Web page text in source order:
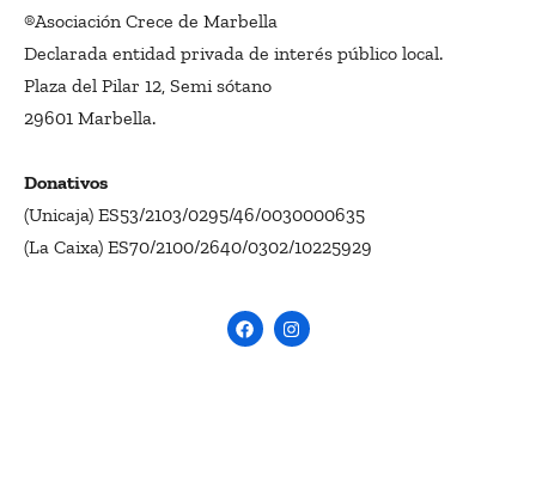
®Asociación Crece de Marbella
Declarada entidad privada de interés público local.
Plaza del Pilar 12, Semi sótano
29601 Marbella.
Donativos
(Unicaja) ES53/2103/0295/46/0030000635
(La Caixa) ES70/2100/2640/0302/10225929